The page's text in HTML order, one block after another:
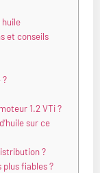
et conseils
?
1.2 VTi ?
sur ce
?
plus fiables ?